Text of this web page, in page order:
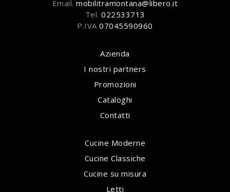
Email.mobilitramontana@libero.it
Tel. 022533713
P.IVA07045590960
Azienda
I nostri partners
Promozioni
Cataloghi
Contatti
Cucine Moderne
Cucine Classiche
Cucine su misura
Letti